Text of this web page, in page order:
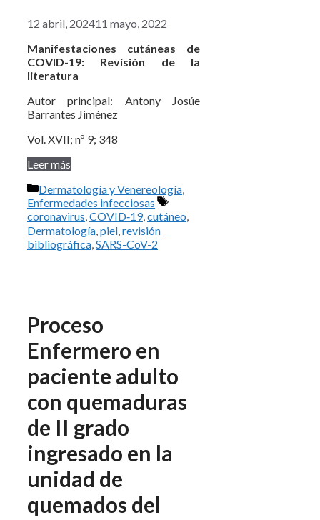
12 abril, 202411 mayo, 2022
Manifestaciones cutáneas de
COVID-19: Revisión de la
literatura
Autor principal: Antony Josúe
Barrantes Jiménez
Vol. XVII; nº 9; 348
Leer más
Categorías
Dermatología y Venereología,
Enfermedades infecciosas
Etiquetas
coronavirus,COVID‑19,cutáneo,
Dermatología,piel,revisión
bibliográfica,SARS-CoV-2
Proceso
Enfermero en
paciente adulto
con quemaduras
de II grado
ingresado en la
unidad de
quemados del